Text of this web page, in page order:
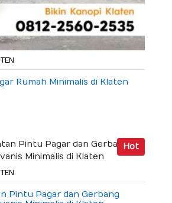
Rumah Minimalis di Klaten
Hot
Pintu Pagar dan Gerbang